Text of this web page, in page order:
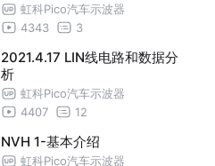
虹科Pico汽车示波器
4343
3
2021.4.17 LIN线电路和数据分
析
虹科Pico汽车示波器
4407
12
NVH 1-基本介绍
虹科Pico汽车示波器